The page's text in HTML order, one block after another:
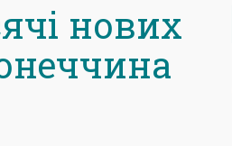
нових